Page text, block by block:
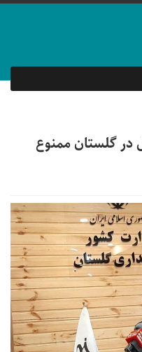
در گلستان ممنوع